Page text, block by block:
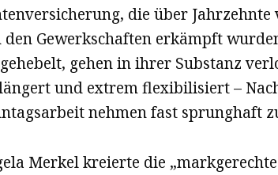
die über
den Gewerkschaften erkämpft
gehen in ihrer Substanz
und extrem flexibilisiert –
nehmen fast sprunghaft
Merkel kreierte die